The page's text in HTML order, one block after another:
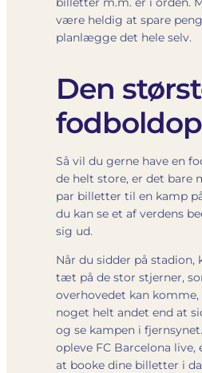
være heldig at spare
planlægge det hele selv.
Den
Så vil du gerne have en
de helt store, er det bare
par billetter til en kamp
du kan se et af verdens
sig ud.
Når du sidder på stadion,
tæt på de stor stjerner,
overhovedet kan
noget helt andet end at
og se kampen i
opleve FC Barcelona live,
at booke dine billetter i